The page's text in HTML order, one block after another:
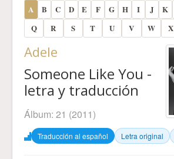
A B C D E F G H I J K
Q
R S T U V W X
Adele
Someone Like You -
letra y traducción
Álbum: 21 (2011)
Traducción al español Letra original